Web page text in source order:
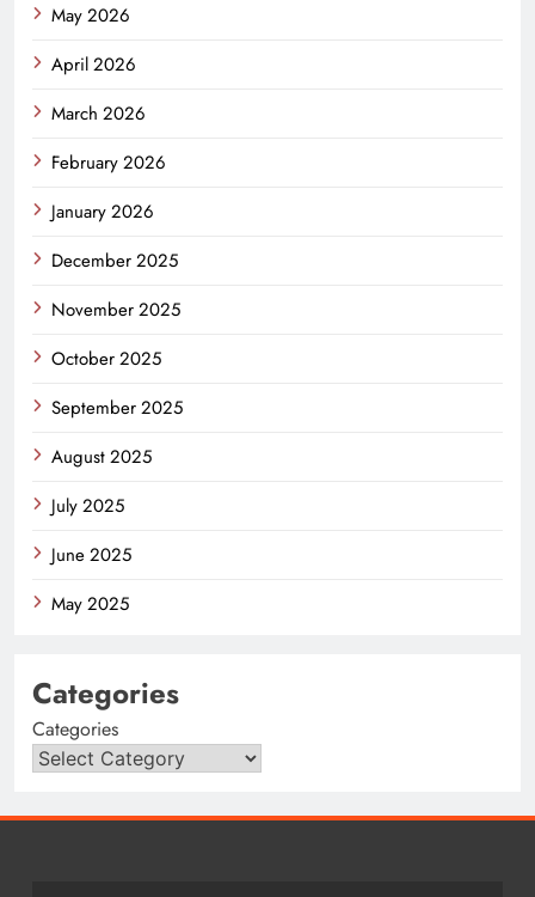
May 2026
April 2026
March 2026
February 2026
January 2026
December 2025
November 2025
October 2025
September 2025
August 2025
July 2025
June 2025
May 2025
Categories
Categories